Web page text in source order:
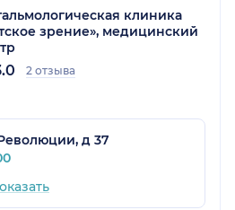
клиника
зрение», медицинский
2 отзыва
д 37